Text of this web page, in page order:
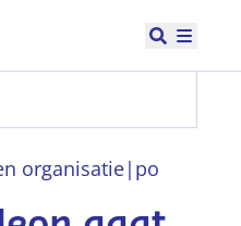
Open
organisatie| po